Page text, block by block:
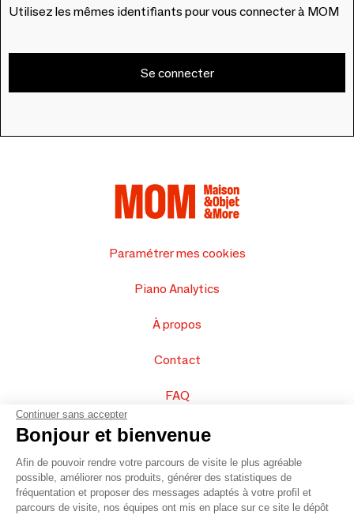
Utilisez les mêmes identifiants pour vous connecter à MOM
Se connecter
Paramétrer mes cookies
Piano Analytics
À propos
Contact
FAQ
Vendez vos produits
Plan du site
Continuer sans accepter
Bonjour et bienvenue
Afin de pouvoir rendre votre parcours de visite le plus agréable
possible, améliorer nos produits, générer des statistiques de
fréquentation et proposer des messages adaptés à votre profil et
parcours de visite, nos équipes ont mis en place sur ce site le dépôt